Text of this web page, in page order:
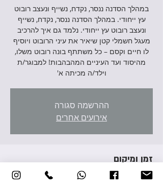
במהלך הסדנה ננסר, נקדח, נשייף ונעצב רובוט
עץ ייחודי. במהלך הסדנה ננסר, נקדח, נשייף
ונעצב רובוט עץ ייחודי. נלמד גם איך להרכיב
מעגל חשמלי קטן שיאיר את עיני הרובוט ויוסיף
לו חיים וקסם – כל משתתף בונה רובוט משלו,
מהיסוד ועד העיניים המהבהבות! למבוגר/ת
וילד/ה מכיתה א'
ההרשמה סגורה
אירועים אחרים
זמן ומיקום
24 בנוב׳ 2025, 17:00 – 19:30